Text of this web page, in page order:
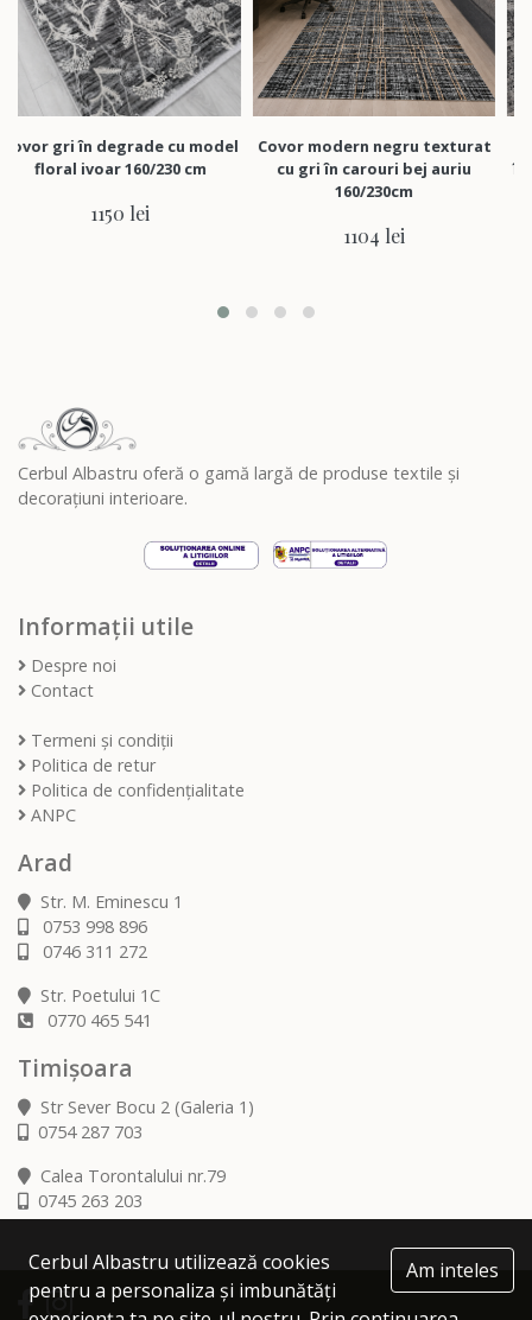
în degrade cu model
ivoar 160/230 cm
Covor modern negru texturat
cu gri în carouri bej auriu
160/230cm
Covor
în chenar
Cerbul Albastru oferă o gamă largă de produse textile și
decorațiuni interioare.
Informații utile
Despre noi
Contact
Termeni și condiții
Politica de retur
Politica de confidențialitate
ANPC
Arad
Str. M. Eminescu 1
0753 998 896
0746 311 272
Str. Poetului 1C
0770 465 541
Timișoara
Str Sever Bocu 2 (Galeria 1)
0754 287 703
Calea Torontalului nr.79
0745 263 203
Am inteles
Cerbul Albastru utilizează cookies
pentru a personaliza și imbunătăți